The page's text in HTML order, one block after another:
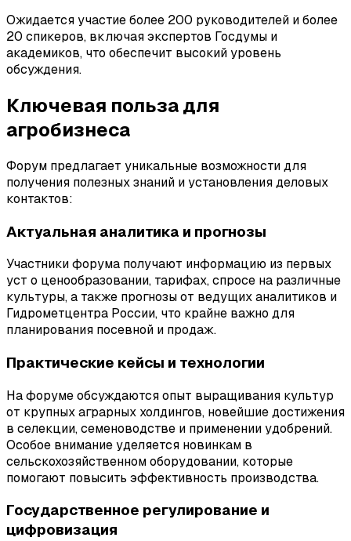
Ожидается участие более 200 руководителей и более
20 спикеров, включая экспертов Госдумы и
академиков, что обеспечит высокий уровень
обсуждения.
Ключевая польза для
агробизнеса
Форум предлагает уникальные возможности для
получения полезных знаний и установления деловых
контактов:
Актуальная аналитика и прогнозы
Участники форума получают информацию из первых
уст о ценообразовании, тарифах, спросе на различные
культуры, а также прогнозы от ведущих аналитиков и
Гидрометцентра России, что крайне важно для
планирования посевной и продаж.
Практические кейсы и технологии
На форуме обсуждаются опыт выращивания культур
от крупных аграрных холдингов, новейшие достижения
в селекции, семеноводстве и применении удобрений.
Особое внимание уделяется новинкам в
сельскохозяйственном оборудовании, которые
помогают повысить эффективность производства.
Государственное регулирование и
цифровизация